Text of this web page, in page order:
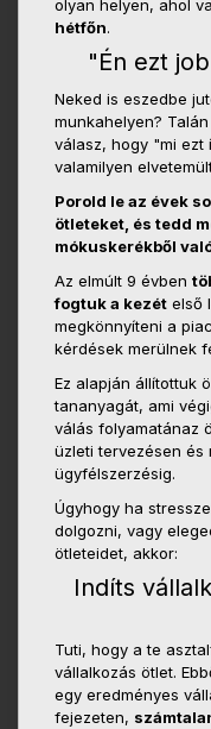
olyan helyen, ahol
hétfőn.
"Én ezt
Neked is eszedbe
munkahelyen?
válasz, hogy "mi ezt
valamilyen
Porold le az évek
ötleteket, és tedd
mókuskerékből
Az elmúlt 9 évben
fogtuk a kezét első
megkönnyíteni a
kérdések merülnek
Ez alapján állítottuk
tananyagát, ami
válás folyamatánaz
üzleti tervezésen és
ügyfélszerzésig.
Úgyhogy ha
dolgozni, vagy
ötleteidet, akkor:
Indíts
Tuti, hogy a te
vállalkozás ötlet.
egy eredményes
fejezeten,